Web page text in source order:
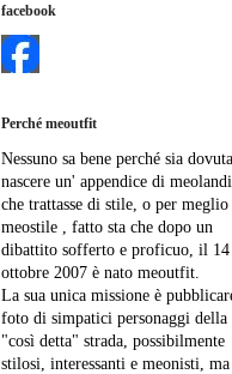
facebook
Perché meoutfit
Nessuno sa bene perché sia dovuta
nascere un' appendice di
che trattasse di stile, o per
meostile , fatto sta che dopo un
dibattito sofferto e proficuo, il 14
ottobre 2007 è nato meoutfit.
La sua unica missione è
foto di simpatici personaggi della
"così detta" strada, possibilmente
stilosi, interessanti e meonisti, ma